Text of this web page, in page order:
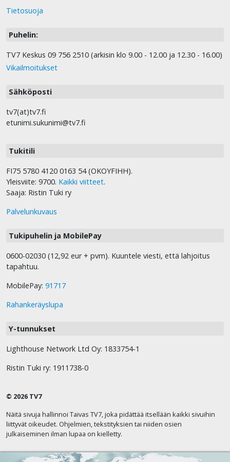
Tietosuoja
Puhelin:
TV7 Keskus 09 756 2510 (arkisin klo 9.00 - 12.00 ja 12.30 - 16.00)
Vikailmoitukset
Sähköposti
tv7(at)tv7.fi
etunimi.sukunimi@tv7.fi
Tukitili
FI75 5780 4120 0163 54 (OKOYFIHH).
Yleisviite: 9700. Kaikki viitteet.
Saaja: Ristin Tuki ry
Palvelunkuvaus
Tukipuhelin ja MobilePay
0600-02030 (12,92 eur + pvm). Kuuntele viesti, että lahjoitus
tapahtuu.
MobilePay: 91717
Rahankeräyslupa
Y-tunnukset
Lighthouse Network Ltd Oy: 1833754-1
Ristin Tuki ry: 1911738-0
© 2026 TV7
Näitä sivuja hallinnoi Taivas TV7, joka pidättää itsellään kaikki sivuihin
liittyvät oikeudet. Ohjelmien, tekstityksien tai niiden osien
julkaiseminen ilman lupaa on kielletty.